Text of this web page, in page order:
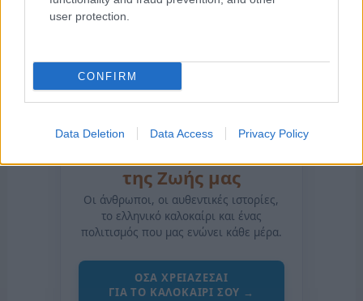
user protection.
CONFIRM
Data Deletion Data Access Privacy Policy
της Ζωής μας
Οι άνθρωποι, οι αυθεντικές ιστορίες,
το ελληνικό καλοκαίρι και ένας
πολιτισμός που μας ενώνει κάθε μέρα.
ΟΣΑ ΧΡΕΙΑΖΕΣΑΙ
ΓΙΑ ΤΟ ΚΑΛΟΚΑΙΡΙ ΣΟΥ →